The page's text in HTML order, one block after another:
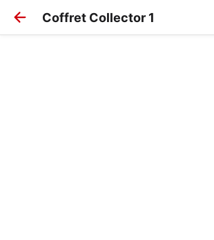
Coffret Collector 1